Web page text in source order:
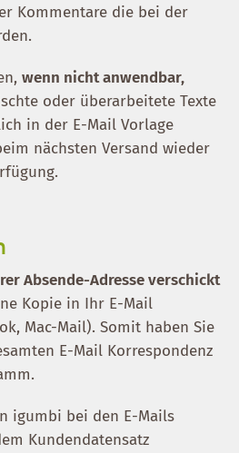
Kommentare die bei der
wenn nicht anwendbar,
oder überarbeitete Texte
in der E-Mail Vorlage
nächsten Versand wieder
Absende-Adresse verschickt
Kopie in Ihr E-Mail
Mac-Mail). Somit haben Sie
E-Mail Korrespondenz
igumbi bei den E-Mails
Kundendatensatz